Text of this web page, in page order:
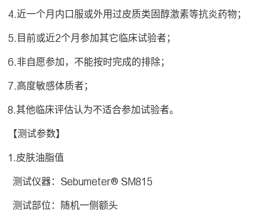
4.近一个月内口服或外用过皮质类固醇激素等抗炎药物；
5.目前或近2个月参加其它临床试验者；
6.非自愿参加，不能按时完成的排除；
7.高度敏感体质者；
8.其他临床评估认为不适合参加试验者。
【测试参数】
1.皮肤油脂值
测试仪器：Sebumeter® SM815
测试部位：随机一侧额头